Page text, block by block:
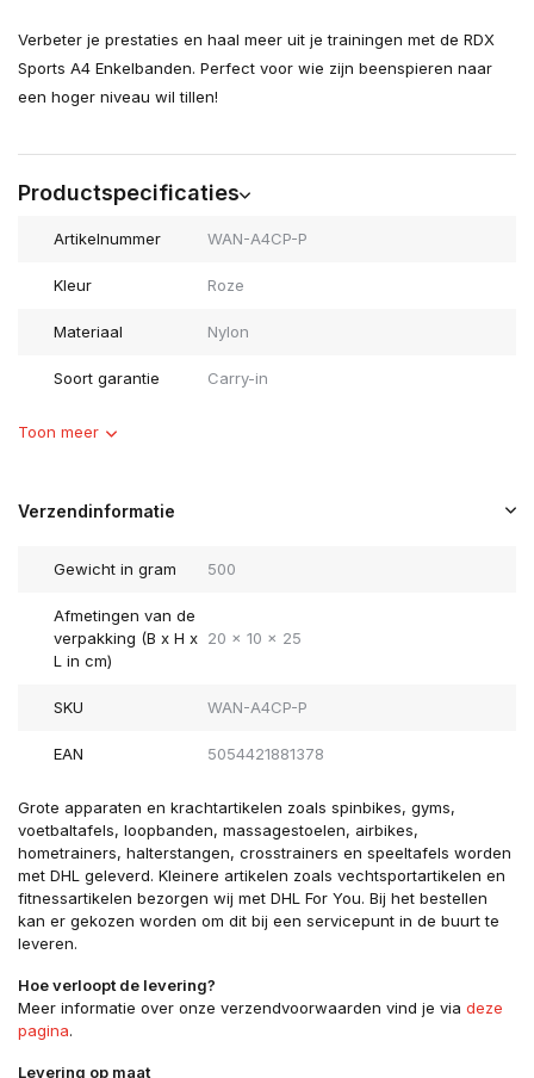
Verbeter je prestaties en haal meer uit je trainingen met de RDX
Sports A4 Enkelbanden. Perfect voor wie zijn beenspieren naar
een hoger niveau wil tillen!
Productspecificaties
Artikelnummer WAN-A4CP-P
Kleur Roze
Materiaal Nylon
Soort garantie Carry-in
Toon meer
Verzendinformatie
Gewicht in gram 500
Afmetingen van de
verpakking (B x H x
L in cm)
20 x 10 x 25
SKU WAN-A4CP-P
EAN 5054421881378
Grote apparaten en krachtartikelen zoals spinbikes, gyms,
voetbaltafels, loopbanden, massagestoelen, airbikes,
hometrainers, halterstangen, crosstrainers en speeltafels worden
met DHL geleverd. Kleinere artikelen zoals vechtsportartikelen en
fitnessartikelen bezorgen wij met DHL For You. Bij het bestellen
kan er gekozen worden om dit bij een servicepunt in de buurt te
leveren.
Hoe verloopt de levering?
Meer informatie over onze verzendvoorwaarden vind je via deze
pagina.
Levering op maat